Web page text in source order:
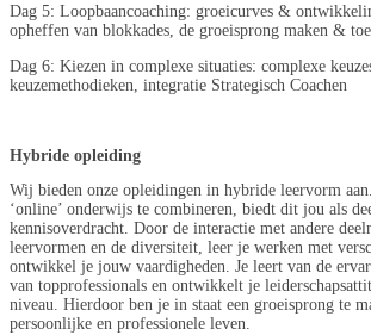
Dag 5: Loopbaancoaching: groeicurves &
opheffen van blokkades, de groeisprong maken &
Dag 6: Kiezen in complexe situaties: complexe
keuzemethodieken, integratie Strategisch Coachen
Hybride opleiding
Wij bieden onze opleidingen in hybride leervorm
‘online’ onderwijs te combineren, biedt dit jou als
kennisoverdracht. Door de interactie met andere
leervormen en de diversiteit, leer je werken met
ontwikkel je jouw vaardigheden. Je leert van de
van topprofessionals en ontwikkelt je
niveau. Hierdoor ben je in staat een groeisprong te
persoonlijke en professionele leven.